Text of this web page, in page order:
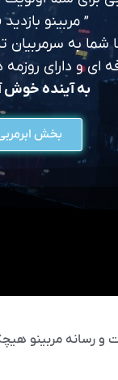
” مربینو بازدید
به سرمربیان
ای و دارای
به آینده
بخش
رسانه مربینو